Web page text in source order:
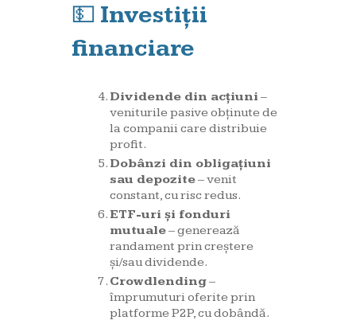
💵 Investiții
financiare
Dividende din acțiuni –
veniturile pasive obținute de
la companii care distribuie
profit.
Dobânzi din obligațiuni
sau depozite– venit
constant, cu risc redus.
ETF-uri și fonduri
mutuale– generează
randament prin creștere
și/sau dividende.
Crowdlending–
împrumuturi oferite prin
platforme P2P, cu dobândă.